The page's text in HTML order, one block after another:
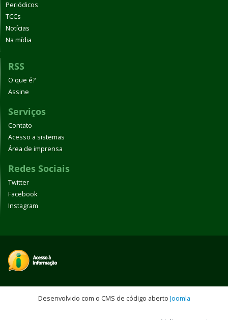
Periódicos
TCCs
Notícias
Na mídia
RSS
O que é?
Assine
Serviços
Contato
Acesso a sistemas
Área de imprensa
Redes Sociais
Twitter
Facebook
Instagram
Desenvolvido com o CMS de código aberto Joomla